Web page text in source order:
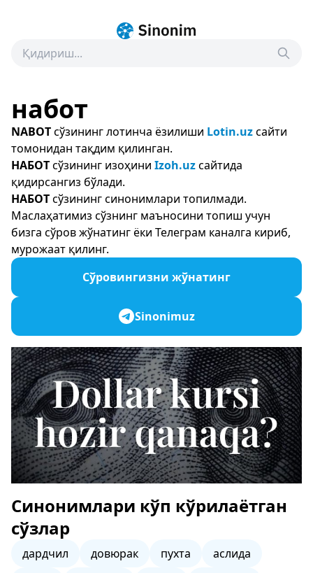
набот
NABOTсўзининг лотинча ёзилиши Lotin.uzсайти
томонидан тақдим қилинган.
НАБОТсўзининг изоҳини Izoh.uzсайтида
қидирсангиз бўлади.
НАБОТсўзининг синонимлари топилмади.
Маслаҳатимиз сўзнинг маъносини топиш учун
бизга сўров жўнатинг ёки Телеграм каналга кириб,
мурожаат қилинг.
Сўровингизни жўнатинг
Sinonimuz
Синонимлари кўп кўрилаётган
сўзлар
дардчил довюрак пухта
аслида